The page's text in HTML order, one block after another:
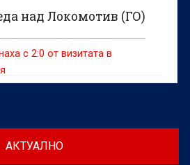
над Локомотив (ГО)
с 2:0 от визитата в
АКТУАЛНО